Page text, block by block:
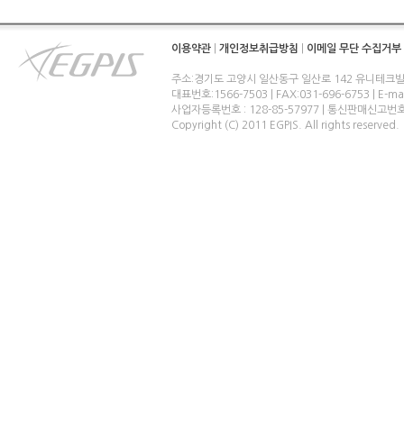
이용약관 개인정보취급방침 이메일 무단 수집거부
주소:경기도 고양시 일산동구 일산로 142 유니테크
대표번호:1566-7503 | FAX:031-696-6753 | E-
사업자등록번호 : 128-85-57977 | 통신판매신고번
Copyright (C) 2011 EGPIS. All rights reserved.